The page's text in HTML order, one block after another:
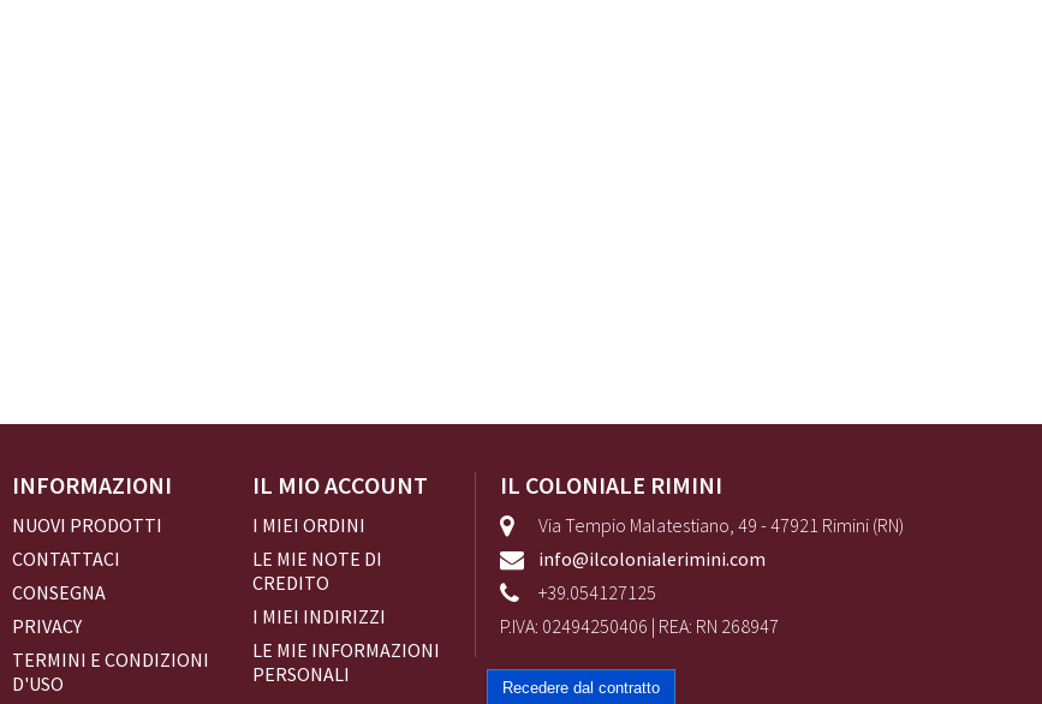
INFORMAZIONI
NUOVI PRODOTTI
CONTATTACI
CONSEGNA
PRIVACY
TERMINI E CONDIZIONI
D'USO
IL MIO ACCOUNT
I MIEI ORDINI
LE MIE NOTE DI
CREDITO
I MIEI INDIRIZZI
LE MIE INFORMAZIONI
PERSONALI
IL COLONIALE RIMINI
Via Tempio Malatestiano, 49 - 47921 Rimini (RN)
info@ilcolonialerimini.com
+39.054127125
P.IVA: 02494250406 | REA: RN 268947
Recedere dal contratto